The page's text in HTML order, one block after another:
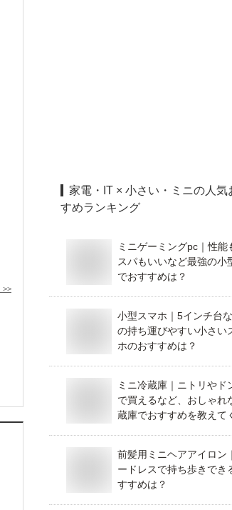
>>
家電・IT × 小さい・ミニの人気
すめランキング
ミニゲーミングpc｜性能
スパもいいなど最強の小
でおすすめは？
小型スマホ｜5インチ台
の持ち運びやすい小さい
ホのおすすめは？
ミニ冷蔵庫｜ニトリやド
で買えるなど、おしゃれ
蔵庫でおすすめを教えて
前髪用ミニヘアアイロン
ードレスで持ち歩きでき
すすめは？